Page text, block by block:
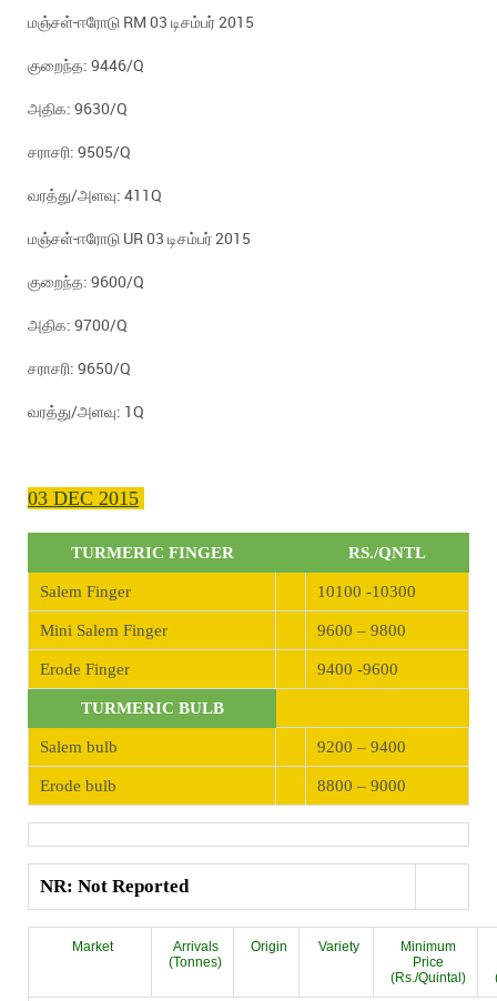
மஞ்சள்-ஈரோடு RM 03 டிசம்பர் 2015
குறைந்த: 9446/Q
அதிக: 9630/Q
சராசரி: 9505/Q
வரத்து/அளவு: 411Q
மஞ்சள்-ஈரோடு UR 03 டிசம்பர் 2015
குறைந்த: 9600/Q
அதிக: 9700/Q
சராசரி: 9650/Q
வரத்து/அளவு: 1Q
03 DEC 2015
TURMERIC FINGER RS./QNTL
Salem Finger 10100 -10300
Mini Salem Finger 9600 – 9800
Erode Finger 9400 -9600
TURMERIC BULB
Salem bulb 9200 – 9400
Erode bulb 8800 – 9000
NR: Not Reported
Market
Arrivals
(Tonnes)
Origin Variety
Minimum
Price
(Rs./Quintal)